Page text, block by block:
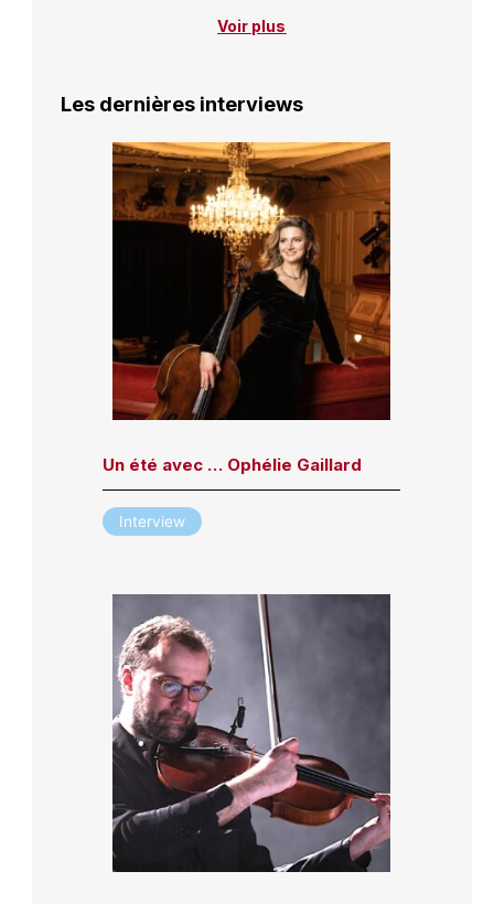
Voir plus
Les dernières interviews
Un été avec … Ophélie Gaillard
Interview